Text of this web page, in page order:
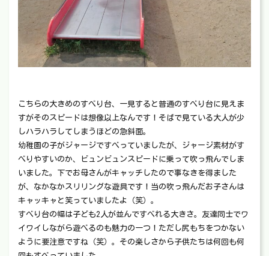
こちらの大きめのすべり台、一見すると普通のすべり台に見えま
すがそのスピードは想像以上なんです！そばで見ている大人が少
しハラハラしてしまうほどの急斜面。
幼稚園の子がジャージですべっていましたが、ジャージ素材がす
べりやすいのか、ビュンビュンスピードに乗って吹っ飛んでしま
いました。下でお母さんがキャッチしたので事なきを得ました
が、なかなかスリリングな遊具です！当の吹っ飛んだお子さんは
キャッキャと笑っていましたよ（笑）。
すべり台の幅は子ども2人が並んですべれる大きさ。友達同士でワ
イワイしながら遊べるのも魅力の一つ！ただし尻もちをつかない
ように要注意ですね（笑）。その楽しさから子供たちは何回も何